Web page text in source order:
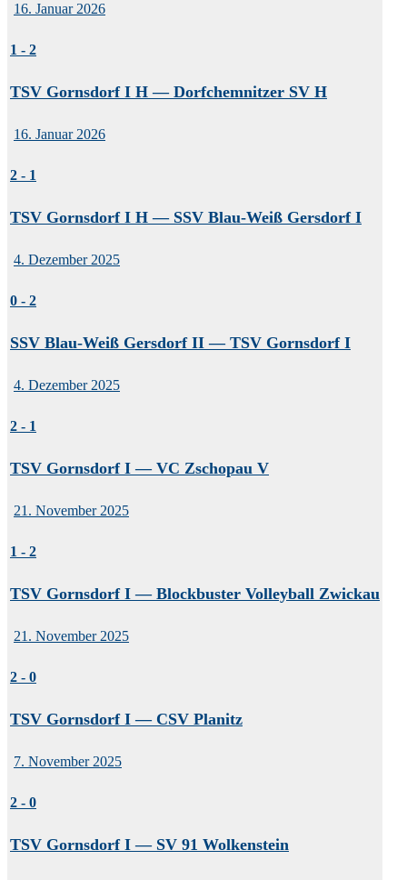
16. Januar 2026
1 - 2
TSV Gornsdorf I H — Dorfchemnitzer SV H
16. Januar 2026
2 - 1
TSV Gornsdorf I H — SSV Blau-Weiß Gersdorf I
4. Dezember 2025
0 - 2
SSV Blau-Weiß Gersdorf II — TSV Gornsdorf I
4. Dezember 2025
2 - 1
TSV Gornsdorf I — VC Zschopau V
21. November 2025
1 - 2
TSV Gornsdorf I — Blockbuster Volleyball Zwickau
21. November 2025
2 - 0
TSV Gornsdorf I — CSV Planitz
7. November 2025
2 - 0
TSV Gornsdorf I — SV 91 Wolkenstein